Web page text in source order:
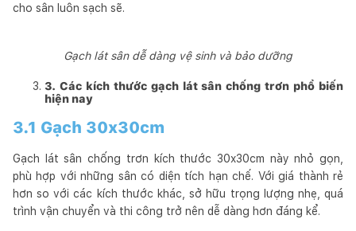
cho sân luôn sạch sẽ.
Gạch lát sân dễ dàng vệ sinh và bảo dưỡng
3. Các kích thước gạch lát sân chống trơn phổ biến
hiện nay
3.1 Gạch 30x30cm
Gạch lát sân chống trơn kích thước 30x30cm này nhỏ gọn,
phù hợp với những sân có diện tích hạn chế. Với giá thành rẻ
hơn so với các kích thước khác, sở hữu trọng lượng nhẹ, quá
trình vận chuyển và thi công trở nên dễ dàng hơn đáng kể.